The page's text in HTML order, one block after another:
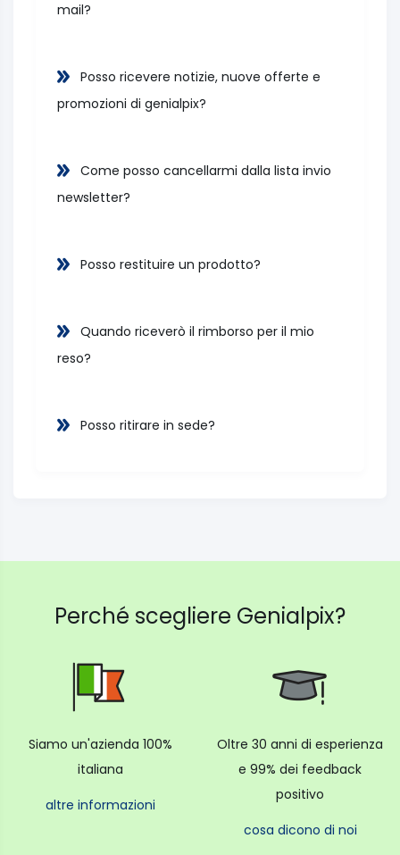
mail?
Posso ricevere notizie, nuove offerte e
promozioni di genialpix?
Come posso cancellarmi dalla lista invio
newsletter?
Posso restituire un prodotto?
Quando riceverò il rimborso per il mio
reso?
Posso ritirare in sede?
Perché scegliere Genialpix?
Siamo un'azienda 100%
italiana
altre informazioni
Oltre 30 anni di esperienza
e 99% dei feedback
positivo
cosa dicono di noi